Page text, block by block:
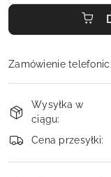
Zamówienie
i
dostawa
Wysyłka w
ciągu:
Cena przesyłki: